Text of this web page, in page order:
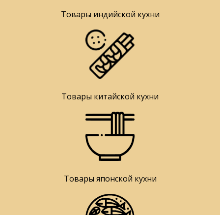
Товары индийской кухни
Товары китайской кухни
Товары японской кухни